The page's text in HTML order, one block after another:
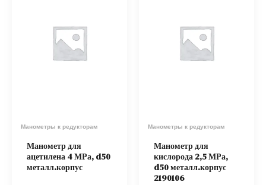
Манометры к редукторам
Манометр для
ацетилена 4 МРа, d50
металл.корпус
Манометры к редукторам
Манометр для
кислорода 2,5 МРа,
d50 металл.корпус
2190106